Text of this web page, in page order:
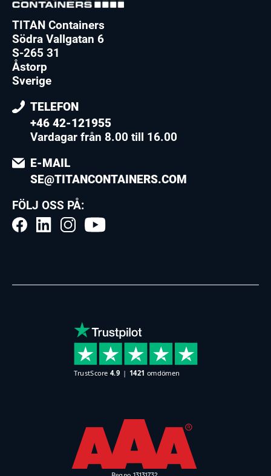
TITAN Containers
Södra Vallgatan 6
S-265 31
Åstorp
Sverige
TELEFON
+46 42-121955
Vardagar från 8.00 till 16.00
E-MAIL
SE@TITANCONTAINERS.COM
FÖLJ OSS PÅ: